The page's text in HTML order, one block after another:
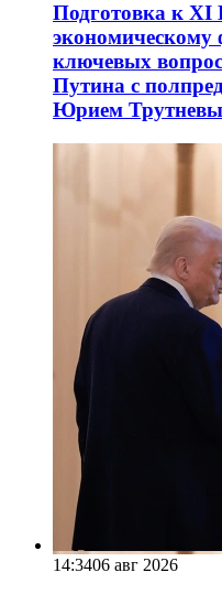
Подготовка к XI
экономическому
ключевых
Путина с
Юрием
14:3406 авг 2026